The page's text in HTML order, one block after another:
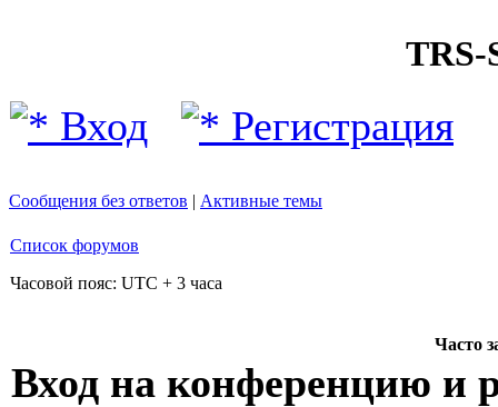
TRS-
Вход Регистрация
Сообщения без ответов | Активные темы
Список форумов
Часовой пояс: UTC + 3 часа
Часто
Вход на конференцию и